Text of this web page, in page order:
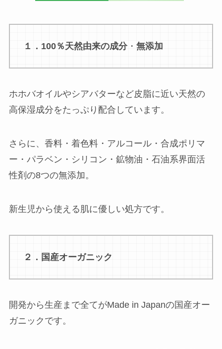
１．100％天然由来の成分・ 無添加
ホホバオイルやシアバターなど皮脂に近い天然の
高保湿成分をたっぷり配合しています。
さらに、香料・着色料・アルコール・合成ポリマ
ー・パラベン・シリコン・鉱物油・石油系界面活
性剤の8つの無添加。
新生児から使える肌に優しい処方です。
２．国産オーガニック
開発から生産まで全てがMade in Japanの国産オー
ガニックです。